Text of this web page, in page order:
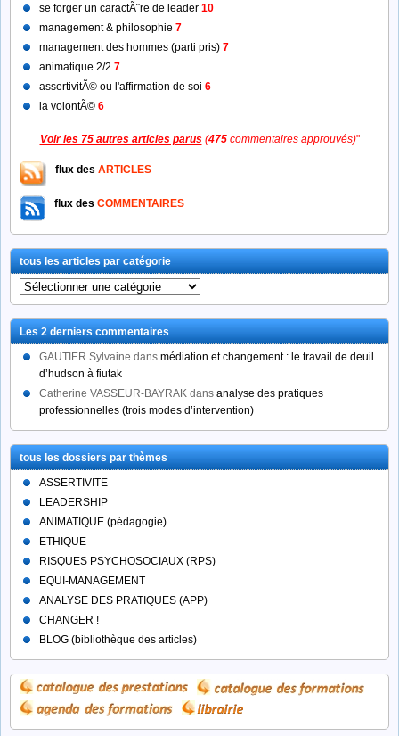
se forger un caractÃ¨re de leader 10
management & philosophie 7
management des hommes (parti pris) 7
animatique 2/2 7
assertivitÃ© ou l'affirmation de soi 6
la volontÃ© 6
Voir les 75 autres articles parus (475commentaires approuvés)"
flux des ARTICLES
flux des COMMENTAIRES
tous les articles par catégorie
tous
les
articles
par
catégorie
Les 2 derniers commentaires
GAUTIER Sylvaine dans médiation et changement : le travail de deuil
d’hudson à fiutak
Catherine VASSEUR-BAYRAK dans analyse des pratiques
professionnelles (trois modes d’intervention)
tous les dossiers par thèmes
ASSERTIVITE
LEADERSHIP
ANIMATIQUE (pédagogie)
ETHIQUE
RISQUES PSYCHOSOCIAUX (RPS)
EQUI-MANAGEMENT
ANALYSE DES PRATIQUES (APP)
CHANGER !
BLOG (bibliothèque des articles)